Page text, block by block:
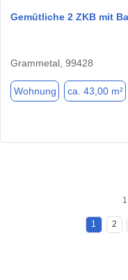
Gemütliche 2 ZKB mit
Grammetal, 99428
Wohnung ca. 43,00 m²
1 2